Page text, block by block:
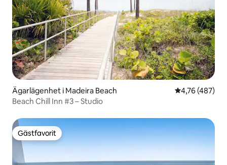
Ägarlägenhet i Madeira Beach 4,76 av 5 i
4,76 (487)
Beach Chill Inn #3 – Studio
Gästfavorit
Gästfavorit